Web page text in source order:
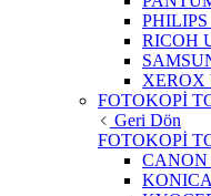
RICOH
XEROX
FOTOKOPİ
Geri Dön
FOTOKOPİ
CANON